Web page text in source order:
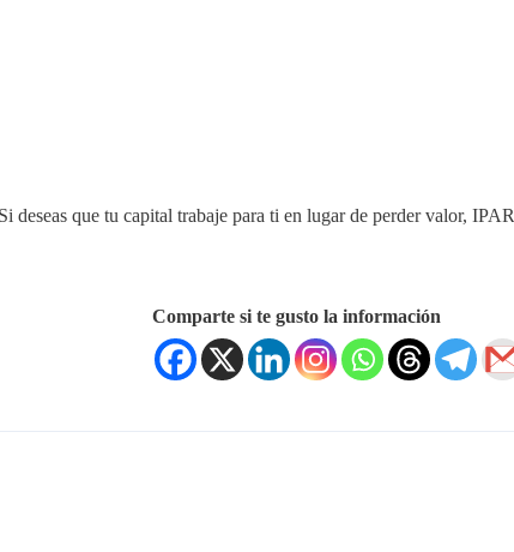
deseas que tu capital trabaje para ti en lugar de perder valor, IPAR
Comparte si te gusto la información